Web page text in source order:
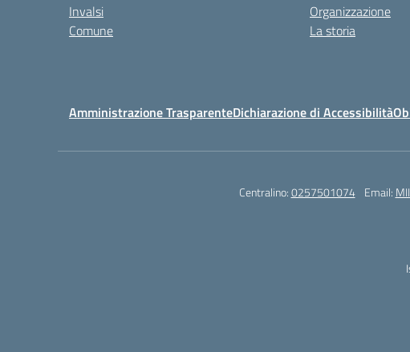
Invalsi
Comune
Organizzazione
La storia
Amministrazione TrasparenteDichiarazione di Accessibilità
Centralino:0257501074 Email: